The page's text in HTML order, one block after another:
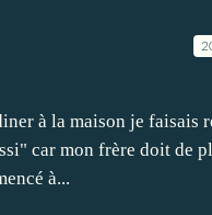
à la maison je faisais
car mon frère doit de
à...